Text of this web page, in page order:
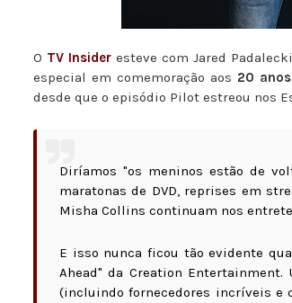
O TV Insideresteve com Jared
especial em comemoração aos 20
desde que o episódio Pilot estreou nos
Diríamos "os meninos estão de
maratonas de DVD, reprises em
Misha Collins continuam nos
E isso nunca ficou tão evidente
Ahead" da Creation
(incluindo fornecedores incríveis e